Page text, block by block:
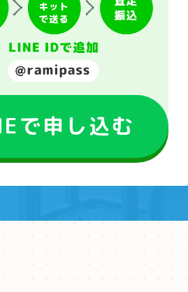
で申し込む